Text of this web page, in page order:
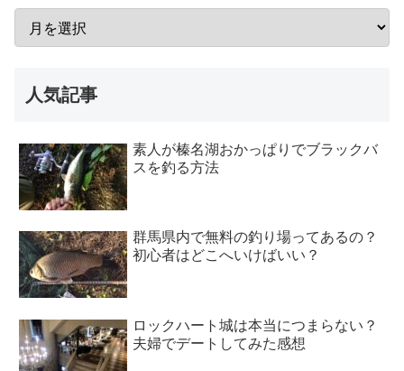
人気記事
素人が榛名湖おかっぱりでブラックバ
スを釣る方法
群馬県内で無料の釣り場ってあるの？
初心者はどこへいけばいい？
ロックハート城は本当につまらない？
夫婦でデートしてみた感想